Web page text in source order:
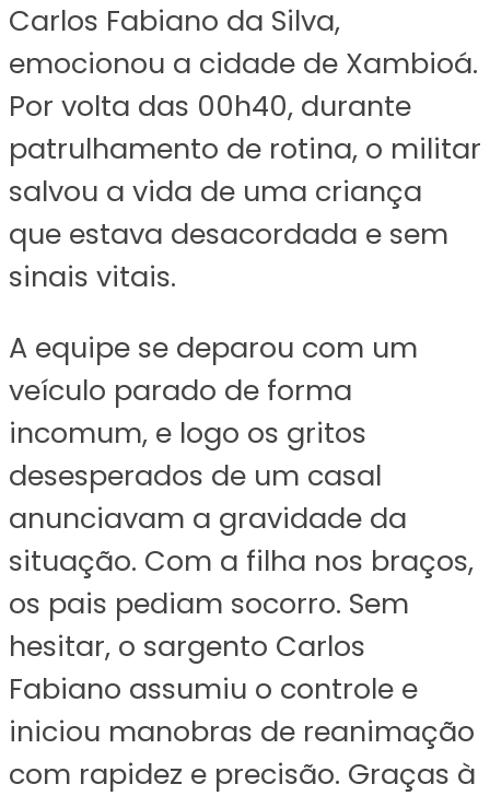
Carlos Fabiano da Silva,
emocionou a cidade de Xambioá.
Por volta das 00h40, durante
patrulhamento de rotina, o militar
salvou a vida de uma criança
que estava desacordada e sem
sinais vitais.
A equipe se deparou com um
veículo parado de forma
incomum, e logo os gritos
desesperados de um casal
anunciavam a gravidade da
situação. Com a filha nos braços,
os pais pediam socorro. Sem
hesitar, o sargento Carlos
Fabiano assumiu o controle e
iniciou manobras de reanimação
com rapidez e precisão. Graças à